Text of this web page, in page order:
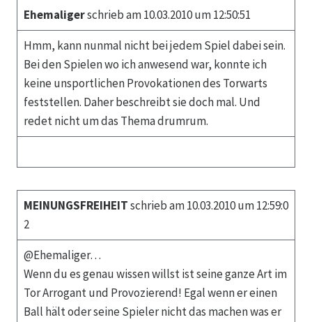
Ehemaligerschrieb am 10.03.2010 um 12:50:51
Hmm, kann nunmal nicht bei jedem Spiel dabei sein.
Bei den Spielen wo ich anwesend war, konnte ich
keine unsportlichen Provokationen des Torwarts
feststellen. Daher beschreibt sie doch mal. Und
redet nicht um das Thema drumrum.
MEINUNGSFREIHEITschrieb am 10.03.2010 um 12:59:0
2
@Ehemaliger…
Wenn du es genau wissen willst ist seine ganze Art im
Tor Arrogant und Provozierend! Egal wenn er einen
Ball hält oder seine Spieler nicht das machen was er